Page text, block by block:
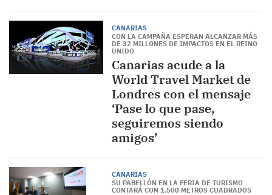
CANARIAS
CON LA CAMPAÑA ESPERAN ALCANZAR MÁS
DE 32 MILLONES DE IMPACTOS EN EL REINO
UNIDO
Canarias acude a la
World Travel Market de
Londres con el mensaje
‘Pase lo que pase,
seguiremos siendo
amigos’
CANARIAS
SU PABELLÓN EN LA FERIA DE TURISMO
CONTARÁ CON 1.500 METROS CUADRADOS